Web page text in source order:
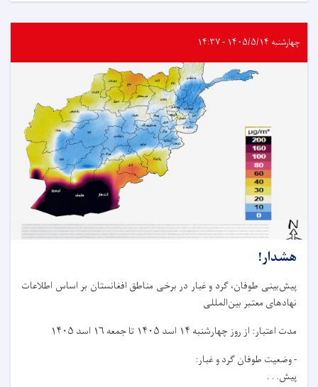
چهارشنبه ۱۴۰۵/۵/۱۴ - ۱۴:۳۷
هشدار!
پیش‌بینی طوفان، گرد و غبار در برخی مناطق افغانستان بر اساس اطلاعات
نهادهای معتبر بین‌المللی
مدت اعتبار: از روز چهار‌شنبه ۱۴ اسد ۱۴۰۵ تا جمعه ۱۶ اسد ۱۴۰۵
- وضعیت طوفان گرد و غبار:
پیش. . .